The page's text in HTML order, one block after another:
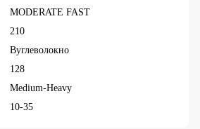
MODERATE FAST
210
Вуглеволокно
128
Medium-Heavy
10-35